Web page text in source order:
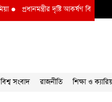
প্রধানমন্ত্রীর দৃষ্টি আকর্ষণ বি আই
বিশ্ব সংবাদ রাজনীতি শিক্ষা ও